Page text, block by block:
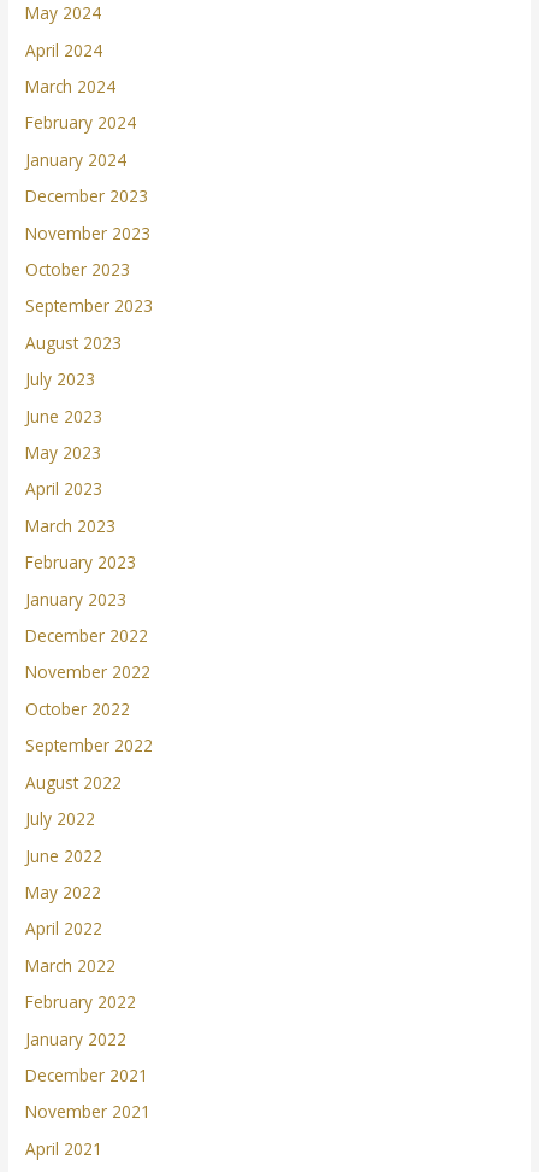
May 2024
April 2024
March 2024
February 2024
January 2024
December 2023
November 2023
October 2023
September 2023
August 2023
July 2023
June 2023
May 2023
April 2023
March 2023
February 2023
January 2023
December 2022
November 2022
October 2022
September 2022
August 2022
July 2022
June 2022
May 2022
April 2022
March 2022
February 2022
January 2022
December 2021
November 2021
April 2021